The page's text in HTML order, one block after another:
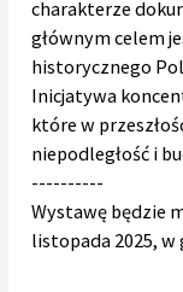
charakterze
głównym celem
historycznego
Inicjatywa
które w
niepodległość i
----------
Wystawę będzie
listopada 2025, w